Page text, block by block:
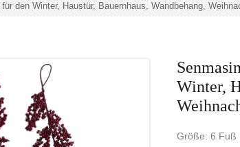
den Winter, Haustür, Bauernhaus, Wandbehang,
Winter,
Größe: 6 Fuß